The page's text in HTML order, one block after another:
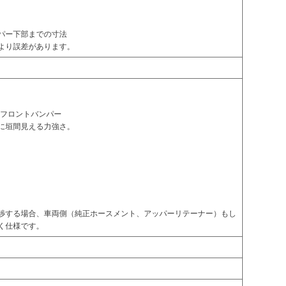
ー下部までの寸法
誤差があります。
ロントバンパー
間見える力強さ。
る場合、車両側（純正ホースメント、アッパーリテーナー）もし
仕様です。